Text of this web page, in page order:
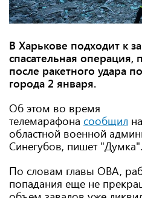
В Харькове подходит к
спасательная
после ракетного удара
города 2 января.
Об этом во время
телемарафона сообщил
областной военной
Синегубов, пишет "Думка".
По словам главы ОВА,
попадания еще не